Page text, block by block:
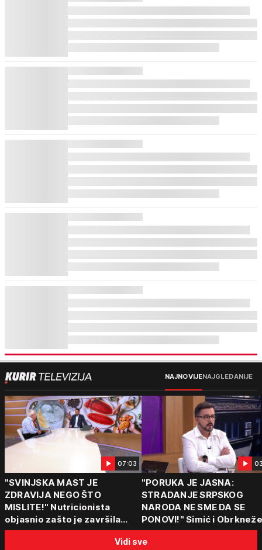
NAJNOVIJENAJGLEDANIJE
07:03
"SVINJSKA MAST JE
ZDRAVIJA NEGO ŠTO
MISLITE!" Nutricionista
objasnio zašto je završila
među najzdravijim
namirnicama i šta obavezno
"PORUKA JE JASNA:
STRADANJE SRPSKOG
NARODA NE SME DA SE
PONOVI!" Simić i
Vučićevom govoru i
porukama jedinstva: "Od
Vidi sve